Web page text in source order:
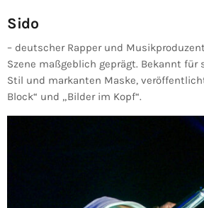
Sido
– deutscher Rapper und
Szene maßgeblich geprägt. Bekannt für
Stil und markanten Maske,
Block“ und „Bilder im Kopf“.